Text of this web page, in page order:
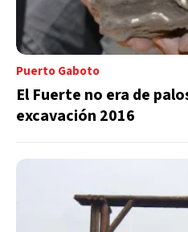
Puerto Gaboto
El Fuerte no era de
excavación 2016